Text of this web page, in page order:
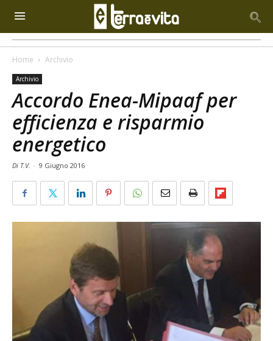
Home Archivio
Archivio
Accordo Enea-Mipaaf per
efficienza e risparmio
energetico
Di T.V. - 9 Giugno 2016